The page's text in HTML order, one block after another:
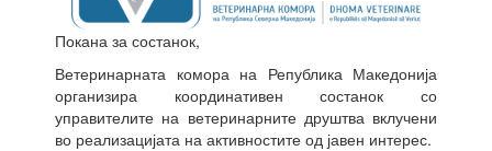
Покана за состанок,
Ветеринарната комора на Република Македонија
организира координативен состанок со
управителите на ветеринарните друштва вклучени
во реализацијата на активностите од јавен интерес.